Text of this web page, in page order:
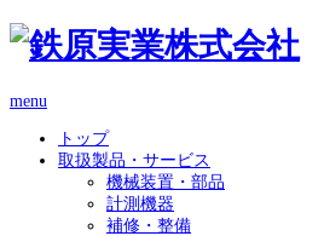
menu
トップ
取扱製品・サービス
機械装置・部品
計測機器
補修・整備